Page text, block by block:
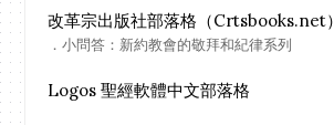
改革宗出版社部落格（Crtsbooks.net）
．小問答：新約教會的敬拜和紀律系列
Logos 聖經軟體中文部落格